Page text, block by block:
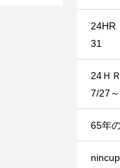
31
24Ｈ
7/27
65年